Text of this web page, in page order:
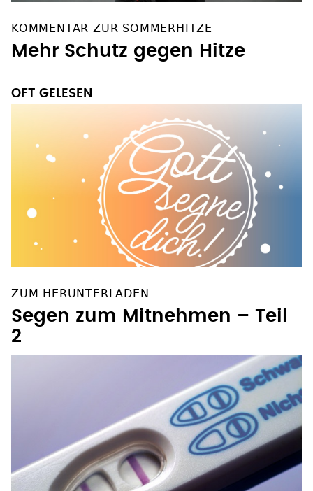
KOMMENTAR ZUR SOMMERHITZE
Mehr Schutz gegen Hitze
OFT GELESEN
ZUM HERUNTERLADEN
Segen zum Mitnehmen – Teil
2